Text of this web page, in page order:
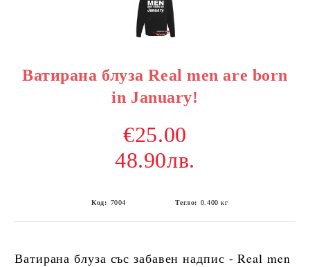
Ватирана блуза Real men are born
in January!
€25.00
48.90лв.
Код: 7004 Тегло: 0.400 кг
Ватирана блуза със забавен надпис -Real men